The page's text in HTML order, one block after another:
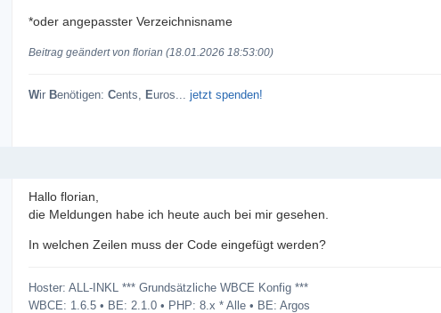
		}
	}
*oder angepasster Verzeichnisname
Beitrag geändert von florian (18.01.2026 18:53:00)
Wir Benötigen: Cents, Euros... jetzt spenden!
Hallo florian,
die Meldungen habe ich heute auch bei mir gesehen.
In welchen Zeilen muss der Code eingefügt werden?
Hoster: ALL-INKL *** Grundsätzliche WBCE Konfig ***
WBCE: 1.6.5 • BE: 2.1.0 • PHP: 8.x * Alle • BE: Argos